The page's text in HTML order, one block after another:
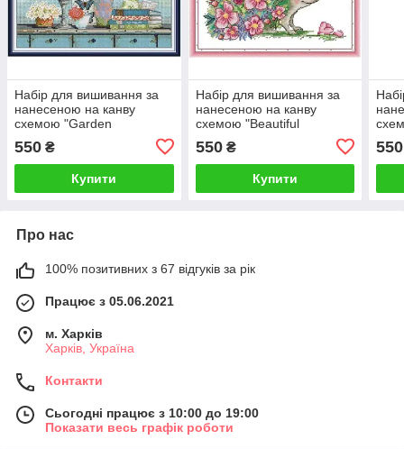
Набір для вишивання за
нанесеною на канву
схемою "Garden
printed, 30*21 см
550 ₴
Купити
Набір для вишивання за
нанесеною на канву
схемою "Beautiful
printed, 30*21 см
550₴
Купити
см
550
Про нас
100% позитивних з 67 відгуків за рік
Працює з 05.06.2021
м. Харків
Харків, Україна
Контакти
Сьогодні працює з 10:00 до 19:00
Показати весь графік роботи